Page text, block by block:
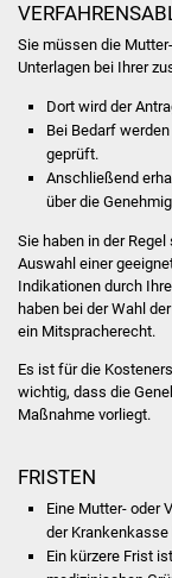
Sie müssen die
Unterlagen bei Ihrer
Dort wird der
Bei Bedarf
geprüft.
Anschließend
über die
Sie haben in der
Auswahl einer
Indikationen durch
haben bei der Wahl
ein Mitspracherecht.
Es ist für die
wichtig, dass die
Maßnahme vorliegt.
FRISTEN
Eine Mutter- oder
der Krankenkasse
Ein kürzere Frist